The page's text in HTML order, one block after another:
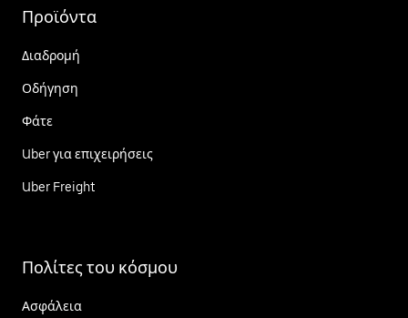
Προϊόντα
Διαδρομή
Οδήγηση
Φάτε
Uber για επιχειρήσεις
Uber Freight
Πολίτες του κόσμου
Ασφάλεια